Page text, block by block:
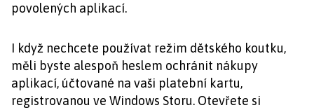
povolených aplikací.
I když nechcete používat režim dětského koutku,
měli byste alespoň heslem ochránit nákupy
aplikací, účtované na vaši platební kartu,
registrovanou ve Windows Storu. Otevřete si